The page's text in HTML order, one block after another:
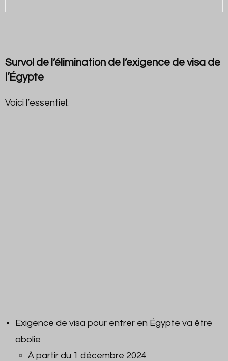
Survol de l’élimination de l’exigence de visa de
l’Égypte
Voici l’essentiel:
Exigence de visa pour entrer en Égypte va être
abolie
À partir du 1 décembre 2024